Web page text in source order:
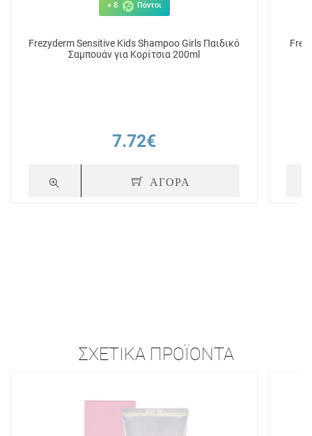
+ 8 Πόντοι
Frezyderm Sensitive Kids Shampoo Girls Παιδικό
Σαμπουάν για Κορίτσια 200ml
7.72€
ΑΓΟΡΑ
ΣΧΕΤΙΚΆ ΠΡΟΪΌΝΤΑ